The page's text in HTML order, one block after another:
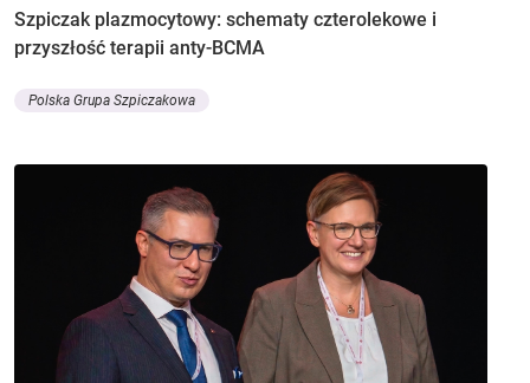
Szpiczak plazmocytowy: schematy czterolekowe i
przyszłość terapii anty-BCMA
Polska Grupa Szpiczakowa